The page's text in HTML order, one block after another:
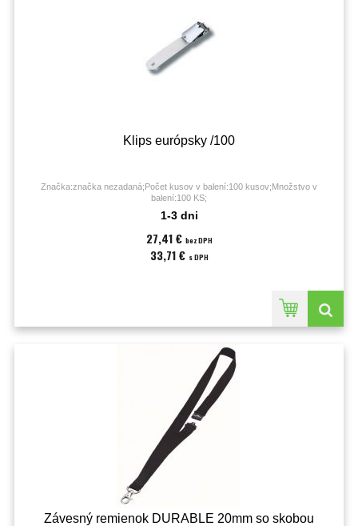
Klips európsky /100
Značka:značka nezadaná;Počet kusov v balení:100 kusov;Množstvo v
balení:100 KS;
1-3 dni
27,41 € bez DPH
33,71 € s DPH
Závesný remienok DURABLE 20mm so skobou